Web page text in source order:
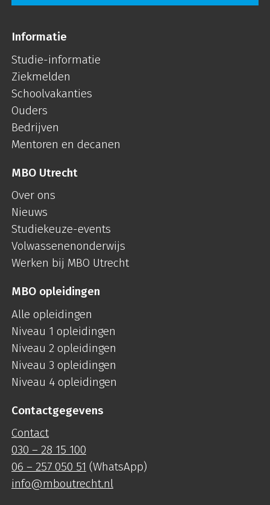
Informatie
Studie-informatie
Ziekmelden
Schoolvakanties
Ouders
Bedrijven
Mentoren en decanen
MBO Utrecht
Over ons
Nieuws
Studiekeuze-events
Volwassenenonderwijs
Werken bij MBO Utrecht
MBO opleidingen
Alle opleidingen
Niveau 1 opleidingen
Niveau 2 opleidingen
Niveau 3 opleidingen
Niveau 4 opleidingen
Contactgegevens
Contact
030 – 28 15 100
06 – 257 050 51 (WhatsApp)
info@mboutrecht.nl